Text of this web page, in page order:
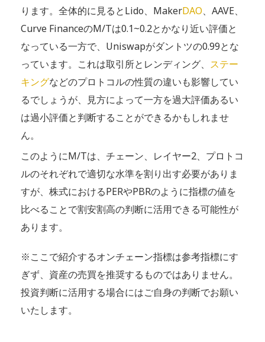
ります。全体的に見るとLido、MakerDAO、AAVE、
Curve FinanceのM/Tは0.1~0.2とかなり近い評価と
なっている一方で、Uniswapがダントツの0.99とな
っています。これは取引所とレンディング、 ステー
キングなどのプロトコルの性質の違いも影響してい
るでしょうが、見方によって一方を過大評価あるい
は過小評価と判断することができるかもしれませ
ん。
このようにM/Tは、チェーン、レイヤー2、プロトコ
ルのそれぞれで適切な水準を割り出す必要がありま
すが、株式におけるPERやPBRのように指標の値を
比べることで割安割高の判断に活用できる可能性が
あります。
※ここで紹介するオンチェーン指標は参考指標にす
ぎず、資産の売買を推奨するものではありません。
投資判断に活用する場合にはご自身の判断でお願い
いたします。